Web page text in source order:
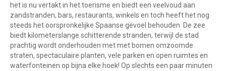
het is nu vertakt in het toerisme en biedt een veelvoud aan
zandstranden, bars, restaurants, winkels en toch heeft het nog
steeds het oorspronkelijke Spaanse gevoel behouden. De zee
biedt kilometerslange schitterende stranden, terwijl de stad
prachtig wordt onderhouden met met bomen omzoomde
straten, spectaculaire planten, vele parken en open ruimtes en
waterfonteinen op bijna elke hoek! Op slechts een paar minuten